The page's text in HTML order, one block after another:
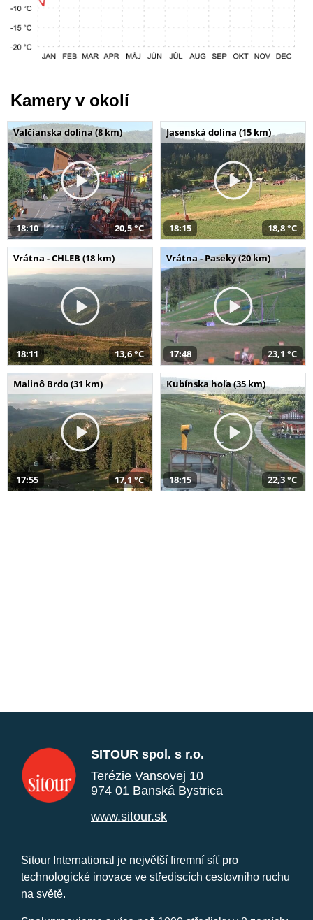
Kamery v okolí
Valčianska dolina (8 km)
18:10 20,5 °C
Jasenská dolina (15 km)
18:15 18,8 °C
Vrátna - CHLEB (18 km)
18:11 13,6 °C
Vrátna - Paseky (20 km)
17:48 23,1 °C
Malinô Brdo (31 km)
17:55 17,1 °C
Kubínska hoľa (35 km)
18:15 22,3 °C
SITOUR spol. s r.o.
Terézie Vansovej 10
974 01 Banská Bystrica
www.sitour.sk
Sitour International je největší firemní síť pro
technologické inovace ve střediscích cestovního ruchu
na světě.